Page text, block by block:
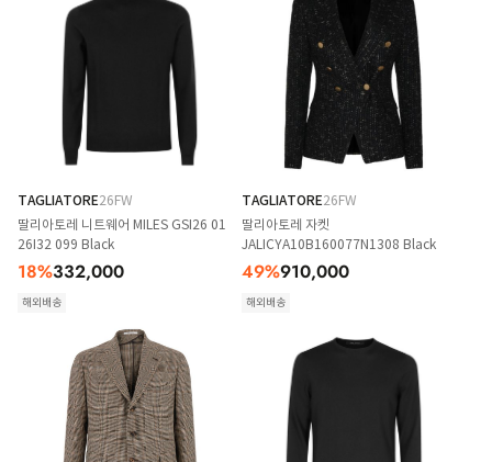
TAGLIATORE26FW
딸리아토레 니트웨어 MILES GSI26 01
26I32 099 Black
18%332,000
해외배송
TAGLIATORE26FW
딸리아토레 자켓
JALICYA10B160077N1308 Black
49%910,000
해외배송